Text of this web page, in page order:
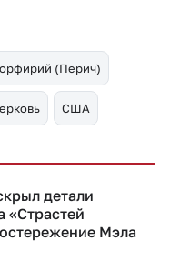
(Перич)
США
детали
«Страстей
Мэла